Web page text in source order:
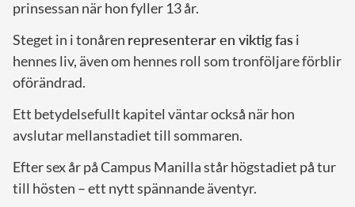
prinsessan när hon fyller 13 år.
Steget in i tonåren representerar en viktig fas i
hennes liv, även om hennes roll som tronföljare förblir
oförändrad.
Ett betydelsefullt kapitel väntar också när hon
avslutar mellanstadiet till sommaren.
Efter sex år på Campus Manilla står högstadiet på tur
till hösten – ett nytt spännande äventyr.